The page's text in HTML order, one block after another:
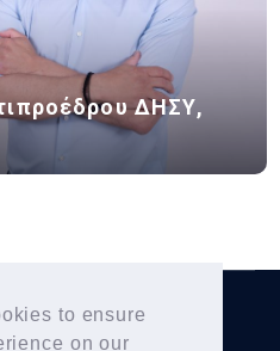
to ensure
on our
ΔΗΣΥ,
Karousos. All Rights